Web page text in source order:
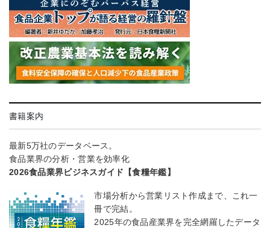
書籍案内
最新5万社のデータベース。
食品業界の分析・営業を効率化
2026食品業界ビジネスガイド【食糧年鑑】
市場分析から営業リスト作成まで、これ一
冊で完結。
2025年の食品産業界を完全網羅したデータ